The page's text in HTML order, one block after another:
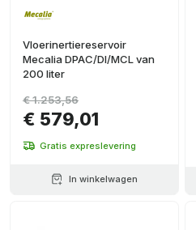
Vloerinertiereservoir
Mecalia DPAC/DI/MCL van
200 liter
€ 579,01
€ 1.253,56
Gratis expreslevering
In winkelwagen